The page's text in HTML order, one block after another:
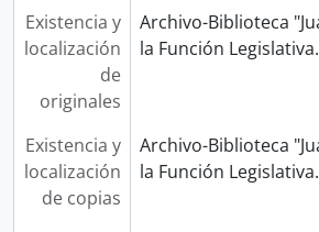
Existencia y
localización
de
originales
Archivo-Biblioteca
la Función Legislativa.
Existencia y
localización
de copias
Archivo-Biblioteca
la Función Legislativa.